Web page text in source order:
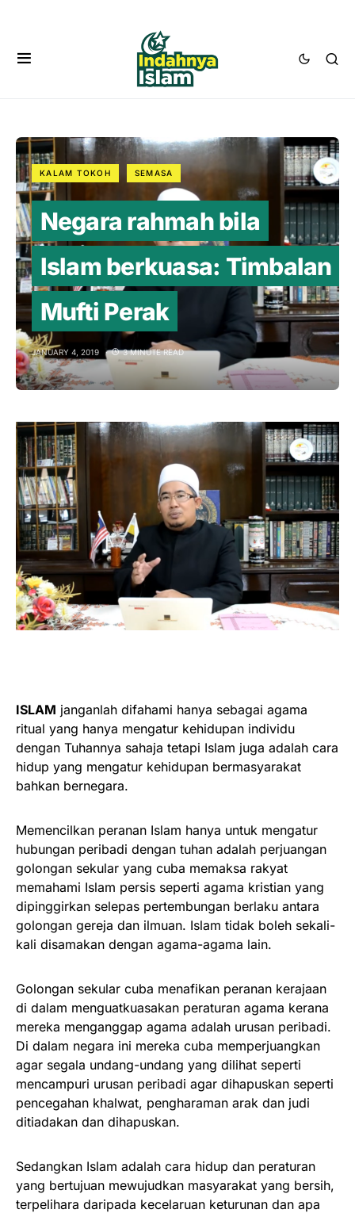
KALAM TOKOH SEMASA
Negara rahmah bila
Islam berkuasa: Timbalan
Mufti Perak
JANUARY 4, 2019 3 MINUTE READ
ISLAM janganlah difahami hanya sebagai agama
ritual yang hanya mengatur kehidupan individu
dengan Tuhannya sahaja tetapi Islam juga adalah cara
hidup yang mengatur kehidupan bermasyarakat
bahkan bernegara.
Memencilkan peranan Islam hanya untuk mengatur
hubungan peribadi dengan tuhan adalah perjuangan
golongan sekular yang cuba memaksa rakyat
memahami Islam persis seperti agama kristian yang
dipinggirkan selepas pertembungan berlaku antara
golongan gereja dan ilmuan. Islam tidak boleh sekali-
kali disamakan dengan agama-agama lain.
Golongan sekular cuba menafikan peranan kerajaan
di dalam menguatkuasakan peraturan agama kerana
mereka menganggap agama adalah urusan peribadi.
Di dalam negara ini mereka cuba memperjuangkan
agar segala undang-undang yang dilihat seperti
mencampuri urusan peribadi agar dihapuskan seperti
pencegahan khalwat, pengharaman arak dan judi
ditiadakan dan dihapuskan.
Sedangkan Islam adalah cara hidup dan peraturan
yang bertujuan mewujudkan masyarakat yang bersih,
terpelihara daripada kecelaruan keturunan dan apa